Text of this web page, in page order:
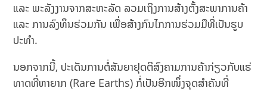
ແລະ ພະລັງງານຈາກສະຫະລັດ ລວມເຖິງການສ້າງຕັ້ງສະພາການຄ້າ
ແລະ ການລົງທຶນຮ່ວມກັນ ເພື່ອສ້າງກົນໄກການຮ່ວມມືທີ່ເປັນຮູບ
ປະທຳ.
ນອກຈາກນີ້, ປະເດັນການຕໍ່ສັນຍາຢຸດຕິສົງຄາມການຄ້າກ່ຽວກັບແຮ່
ທາດທີ່ຫາຍາກ (Rare Earths) ກໍ່ເປັນອີກໜຶ່ງຈຸດສຳຄັນທີ່